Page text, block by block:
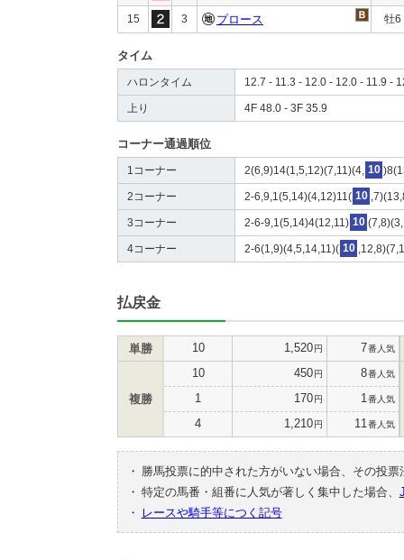
15 3 プロース 牡6
タイム
ハロンタイム 12.7 - 11.3 - 12.0 - 12.0 - 11.9 -
上り 4F 48.0 - 3F 35.9
コーナー通過順位
1コーナー 2(6,9)14(1,5,12)(7,11)(4, 10
2コーナー 2-6,9,1(5,14)(4,12)11( 10
3コーナー 2-6-9,1(5,14)4(12,11) 10
4コーナー 2-6(1,9)(4,5,14,11)( 10
払戻金
単勝 10 1,520円 7番人気
複勝
10 450円 8番人気
1 170円 1 番人気
4 1,210円 11 番人気
・
勝馬投票に的中された方がいない場合、その投
・ 特定の馬番・組番に人気が著しく集中した場合、
・
レースや騎手等につく記号